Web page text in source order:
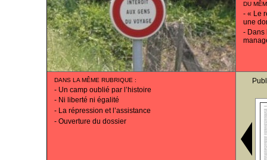
DU
- « Le
une
- Dans
DANS LA MÊME RUBRIQUE :
- Un camp oublié par l’histoire
- Ni liberté ni égalité
- La répression et l’assistance
- Ouverture du dossier